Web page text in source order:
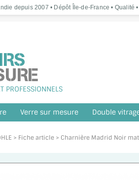
depuis 2007 • Dépôt Île-de-France • Qualité
PROFESSIONNELS
Verre sur mesure Double
> Fiche article > Charnière Madrid Noir